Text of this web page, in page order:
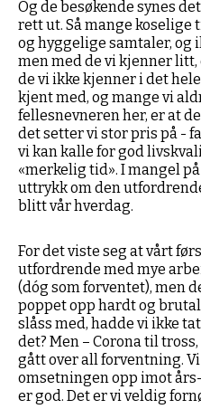
Og de besøkende synes
rett ut. Så mange
og hyggelige samtaler, og
men med de vi kjenner litt,
de vi ikke kjenner i det
kjent med, og mange vi
fellesnevneren her, er at
det setter vi stor pris på -
vi kan kalle for god
«merkelig tid». I mangel
uttrykk om den
blitt vår hverdag.
For det viste seg at vårt
utfordrende med mye
(dóg som forventet), men
poppet opp hardt og
slåss med, hadde vi ikke
det? Men – Corona til
gått over all forventning.
omsetningen opp imot
er god. Det er vi veldig